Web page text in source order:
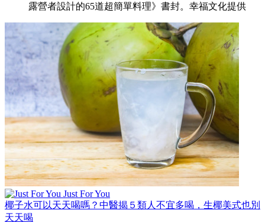
露營者設計的65道超簡單料理》書封。幸福文化提供
Just For You
椰子水可以天天喝嗎？中醫揭５類人不宜多喝，生椰美式也別
天天喝